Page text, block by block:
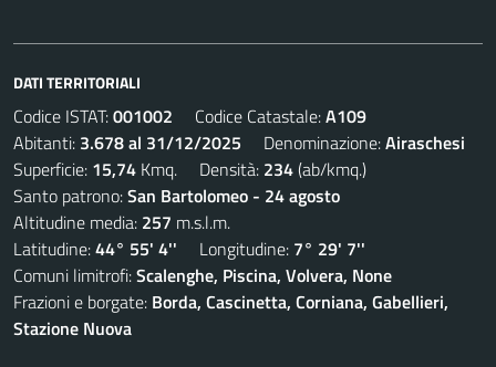
DATI TERRITORIALI
Codice ISTAT:001002 Codice Catastale:A109
Abitanti: 3.678 al 31/12/2025 Denominazione:Airaschesi
Superficie: 15,74 Kmq. Densità: 234(ab/kmq.)
Santo patrono:San Bartolomeo - 24 agosto
Altitudine media: 257 m.s.l.m.
Latitudine:44° 55' 4'' Longitudine: 7° 29' 7''
Comuni limitrofi:Scalenghe, Piscina, Volvera, None
Frazioni e borgate: Borda, Cascinetta, Corniana, Gabellieri,
Stazione Nuova